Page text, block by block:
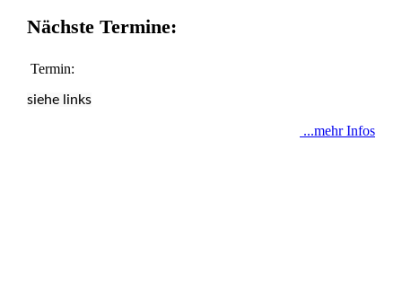
Nächste Termine:
Termin:
siehe links
...mehr Infos